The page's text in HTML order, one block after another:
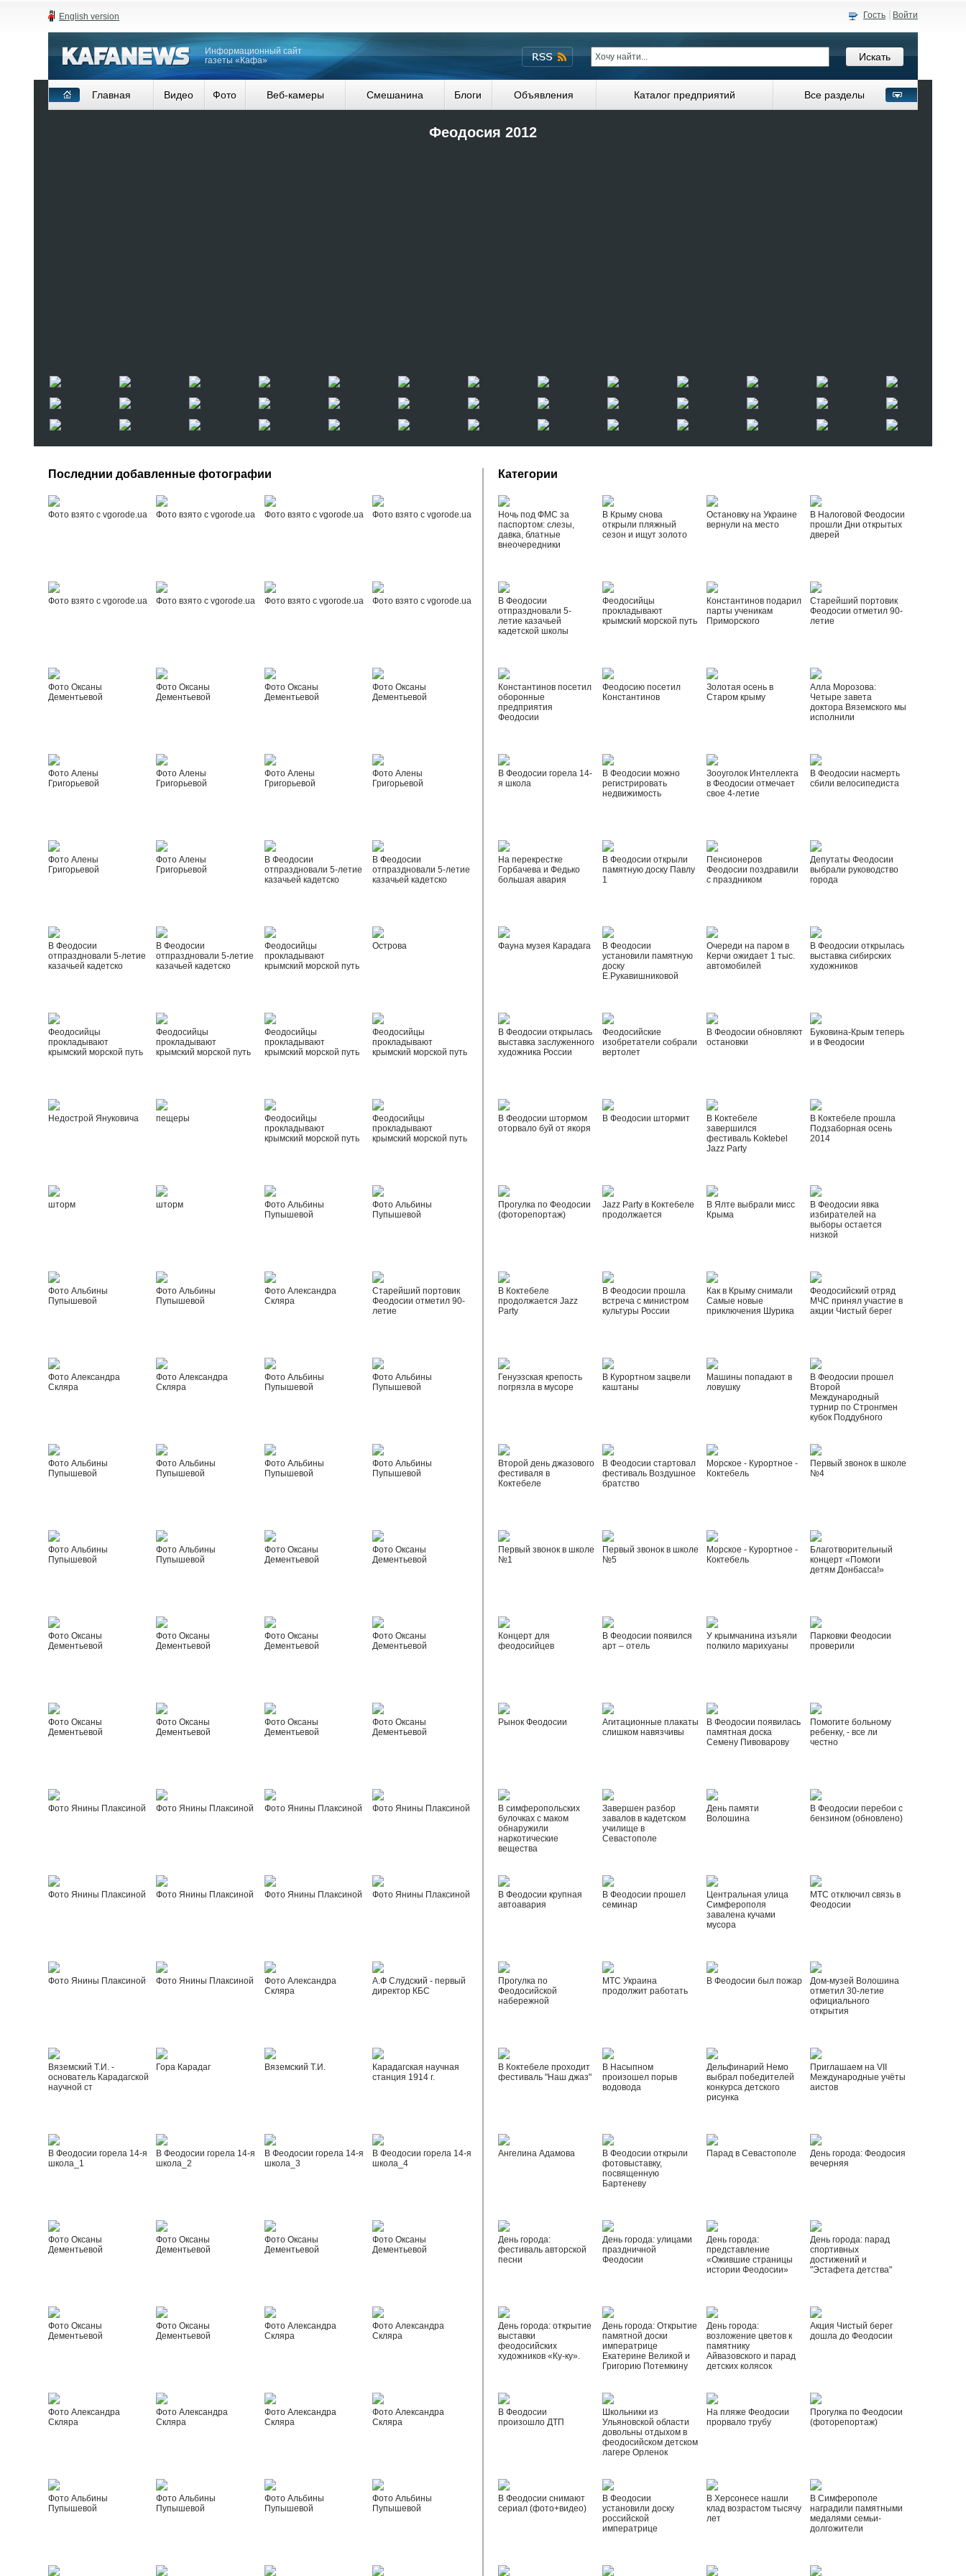
English version Гость Войти
Информационный сайт
газеты «Кафа»
Главная Видео Фото Веб-камеры Смешанина Блоги Объявления Каталог предприятий Все разделы
Феодосия 2012
Последнии добавленные фотографии
Фото взято с vgorode.ua Фото взято с vgorode.ua Фото взято с vgorode.ua Фото взято с vgorode.ua
Фото взято с vgorode.ua Фото взято с vgorode.ua Фото взято с vgorode.ua Фото взято с vgorode.ua
Фото Оксаны
Дементьевой
Фото Оксаны
Дементьевой
Фото Оксаны
Дементьевой
Фото Оксаны
Дементьевой
Фото Алены
Григорьевой
Фото Алены
Григорьевой
Фото Алены
Григорьевой
Фото Алены
Григорьевой
Фото Алены
Григорьевой
Фото Алены
Григорьевой
В Феодосии
отпраздновали 5-летие
казачьей кадетско
В Феодосии
отпраздновали 5-летие
казачьей кадетско
В Феодосии
отпраздновали 5-летие
казачьей кадетско
В Феодосии
отпраздновали 5-летие
казачьей кадетско
Феодосийцы
прокладывают
крымский морской путь
Острова
Феодосийцы
прокладывают
крымский морской путь
Феодосийцы
прокладывают
крымский морской путь
Феодосийцы
прокладывают
крымский морской путь
Феодосийцы
прокладывают
крымский морской путь
Недострой Януковича пещеры
Феодосийцы
прокладывают
крымский морской путь
Феодосийцы
прокладывают
крымский морской путь
шторм шторм
Фото Альбины
Пупышевой
Фото Альбины
Пупышевой
Фото Альбины
Пупышевой
Фото Альбины
Пупышевой
Фото Александра
Скляра
Старейший портовик
Феодосии отметил 90-
летие
Фото Александра
Скляра
Фото Александра
Скляра
Фото Альбины
Пупышевой
Фото Альбины
Пупышевой
Фото Альбины
Пупышевой
Фото Альбины
Пупышевой
Фото Альбины
Пупышевой
Фото Альбины
Пупышевой
Фото Альбины
Пупышевой
Фото Альбины
Пупышевой
Фото Оксаны
Дементьевой
Фото Оксаны
Дементьевой
Фото Оксаны
Дементьевой
Фото Оксаны
Дементьевой
Фото Оксаны
Дементьевой
Фото Оксаны
Дементьевой
Фото Оксаны
Дементьевой
Фото Оксаны
Дементьевой
Фото Оксаны
Дементьевой
Фото Оксаны
Дементьевой
Фото Янины Плаксиной Фото Янины Плаксиной Фото Янины Плаксиной Фото Янины Плаксиной
Фото Янины Плаксиной Фото Янины Плаксиной Фото Янины Плаксиной Фото Янины Плаксиной
Фото Янины Плаксиной Фото Янины Плаксиной
Фото Александра
Скляра
А.Ф Слудский - первый
директор КБС
Вяземский Т.И. -
основатель Карадагской
научной ст
Гора Карадаг Вяземский Т.И.
Карадагская научная
станция 1914 г.
В Феодосии горела 14-я
школа_1
В Феодосии горела 14-я
школа_2
В Феодосии горела 14-я
школа_3
В Феодосии горела 14-я
школа_4
Фото Оксаны
Дементьевой
Фото Оксаны
Дементьевой
Фото Оксаны
Дементьевой
Фото Оксаны
Дементьевой
Фото Оксаны
Дементьевой
Фото Оксаны
Дементьевой
Фото Александра
Скляра
Фото Александра
Скляра
Фото Александра
Скляра
Фото Александра
Скляра
Фото Александра
Скляра
Фото Александра
Скляра
Фото Альбины
Пупышевой
Фото Альбины
Пупышевой
Фото Альбины
Пупышевой
Фото Альбины
Пупышевой
Категории
Ночь под ФМС за
паспортом: слезы,
давка, блатные
внеочередники
В Крыму снова
открыли пляжный
сезон и ищут золото
Остановку на Украине
вернули на место
В Налоговой Феодосии
прошли Дни открытых
дверей
В Феодосии
отпраздновали 5-
летие казачьей
кадетской школы
Феодосийцы
прокладывают
крымский морской путь
Константинов подарил
парты ученикам
Приморского
Старейший портовик
Феодосии отметил 90-
летие
Константинов посетил
оборонные
предприятия
Феодосии
Феодосию посетил
Константинов
Золотая осень в
Старом крыму
Алла Морозова:
Четыре завета
доктора Вяземского мы
исполнили
В Феодосии горела 14-
я школа
В Феодосии можно
регистрировать
недвижимость
Зооуголок Интеллекта
в Феодосии отмечает
свое 4-летие
В Феодосии насмерть
сбили велосипедиста
На перекрестке
Горбачева и Федько
большая авария
В Феодосии открыли
памятную доску Павлу
1
Пенсионеров
Феодосии поздравили
с праздником
Депутаты Феодосии
выбрали руководство
города
Фауна музея Карадага
В Феодосии
установили памятную
доску
Е.Рукавишниковой
Очереди на паром в
Керчи ожидает 1 тыс.
автомобилей
В Феодосии открылась
выставка сибирских
художников
В Феодосии открылась
выставка заслуженного
художника России
Феодосийские
изобретатели собрали
вертолет
В Феодосии обновляют
остановки
Буковина-Крым теперь
и в Феодосии
В Феодосии штормом
оторвало буй от якоря
В Феодосии штормит
В Коктебеле
завершился
фестиваль Koktebel
Jazz Party
В Коктебеле прошла
Подзаборная осень
2014
Прогулка по Феодосии
(фоторепортаж)
Jazz Party в Коктебеле
продолжается
В Ялте выбрали мисс
Крыма
В Феодосии явка
избирателей на
выборы остается
низкой
В Коктебеле
продолжается Jazz
Party
В Феодосии прошла
встреча с министром
культуры России
Как в Крыму снимали
Самые новые
приключения Шурика
Феодосийский отряд
МЧС принял участие в
акции Чистый берег
Генуэзская крепость
погрязла в мусоре
В Курортном зацвели
каштаны
Машины попадают в
ловушку
В Феодосии прошел
Второй
Международный
турнир по Стронгмен
кубок Поддубного
Второй день джазового
фестиваля в
Коктебеле
В Феодосии стартовал
фестиваль Воздушное
братство
Морское - Курортное -
Коктебель
Первый звонок в школе
№4
Первый звонок в школе
№1
Первый звонок в школе
№5
Морское - Курортное -
Коктебель
Благотворительный
концерт «Помоги
детям Донбасса!»
Концерт для
феодосийцев
В Феодосии появился
арт – отель
У крымчанина изъяли
полкило марихуаны
Парковки Феодосии
проверили
Рынок Феодосии
Агитационные плакаты
слишком навязчивы
В Феодосии появилась
памятная доска
Семену Пивоварову
Помогите больному
ребенку, - все ли
честно
В симферопольских
булочках с маком
обнаружили
наркотические
вещества
Завершен разбор
завалов в кадетском
училище в
Севастополе
День памяти
Волошина
В Феодосии перебои с
бензином (обновлено)
В Феодосии крупная
автоавария
В Феодосии прошел
семинар
Центральная улица
Симферополя
завалена кучами
мусора
МТС отключил связь в
Феодосии
Прогулка по
Феодосийской
набережной
МТС Украина
продолжит работать
В Феодосии был пожар
Дом-музей Волошина
отметил 30-летие
официального
открытия
В Коктебеле проходит
фестиваль "Наш джаз"
В Насыпном
произошел порыв
водовода
Дельфинарий Немо
выбрал победителей
конкурса детского
рисунка
Приглашаем на VII
Международные учёты
аистов
Ангелина Адамова
В Феодосии открыли
фотовыставку,
посвященную
Бартеневу
Парад в Севастополе
День города: Феодосия
вечерняя
День города:
фестиваль авторской
песни
День города: улицами
праздничной
Феодосии
День города:
представление
«Ожившие страницы
истории Феодосии»
День города: парад
спортивных
достижений и
"Эстафета детства"
День города: открытие
выставки
феодосийских
художников «Ку-ку».
День города: Открытие
памятной доски
императрице
Екатерине Великой и
Григорию Потемкину
День города:
возложение цветов к
памятнику
Айвазовского и парад
детских колясок
Акция Чистый берег
дошла до Феодосии
В Феодосии
произошло ДТП
Школьники из
Ульяновской области
довольны отдыхом в
феодосийском детском
лагере Орленок
На пляже Феодосии
прорвало трубу
Прогулка по Феодосии
(фоторепортаж)
В Феодосии снимают
сериал (фото+видео)
В Феодосии
установили доску
российской
императрице
В Херсонесе нашли
клад возрастом тысячу
лет
В Симферополе
наградили памятными
медалями семьи-
долгожители